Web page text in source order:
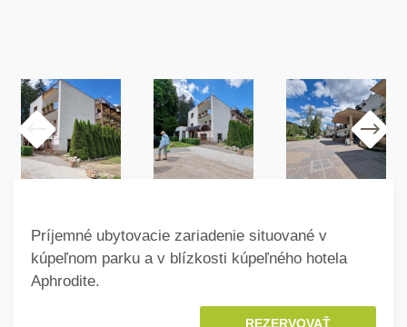
Príjemné ubytovacie zariadenie situované v
kúpeľnom parku a v blízkosti kúpeľného hotela
Aphrodite.
REZERVOVAŤ